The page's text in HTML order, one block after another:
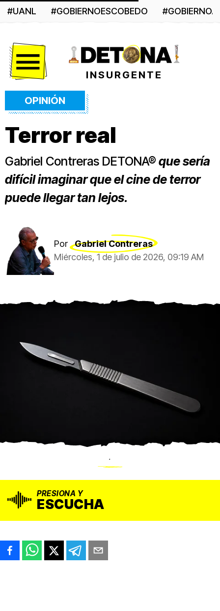
#UANL #GOBIERNOESCOBEDO
INSURGENTE
OPINIÓN
Terror real
Gabriel Contreras DETONA® que sería
difícil imaginar que el cine de terror
puede llegar tan lejos.
Por
Gabriel Contreras
Miércoles, 1 de julio de 2026, 09:19 AM
.
PRESIONA Y
ESCUCHA